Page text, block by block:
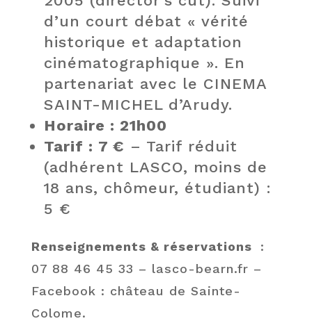
d’un court débat « vérité
historique et adaptation
cinématographique ». En
partenariat avec le CINEMA
SAINT-MICHEL d’Arudy.
Horaire : 21h00
Tarif : 7 € – Tarif réduit
(adhérent LASCO, moins de
18 ans, chômeur, étudiant) :
5 €
Renseignements & réservations :
07 88 46 45 33 – lasco-bearn.fr –
Facebook : château de Sainte-
Colome.